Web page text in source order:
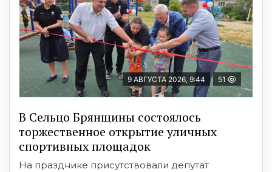
9 АВГУСТА 2026, 9:44 51
В Сельцо Брянщины состоялось
торжественное открытие уличных
спортивных площадок
На празднике присутствовали депутат